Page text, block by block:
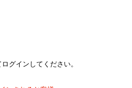
グインしてください。